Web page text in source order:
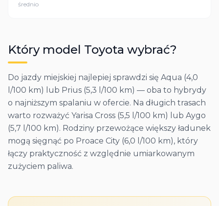
średnio
Który model Toyota wybrać?
Do jazdy miejskiej najlepiej sprawdzi się Aqua (4,0
l/100 km) lub Prius (5,3 l/100 km) — oba to hybrydy
o najniższym spalaniu w ofercie. Na długich trasach
warto rozważyć Yarisa Cross (5,5 l/100 km) lub Aygo
(5,7 l/100 km). Rodziny przewożące większy ładunek
mogą sięgnąć po Proace City (6,0 l/100 km), który
łączy praktyczność z względnie umiarkowanym
zużyciem paliwa.